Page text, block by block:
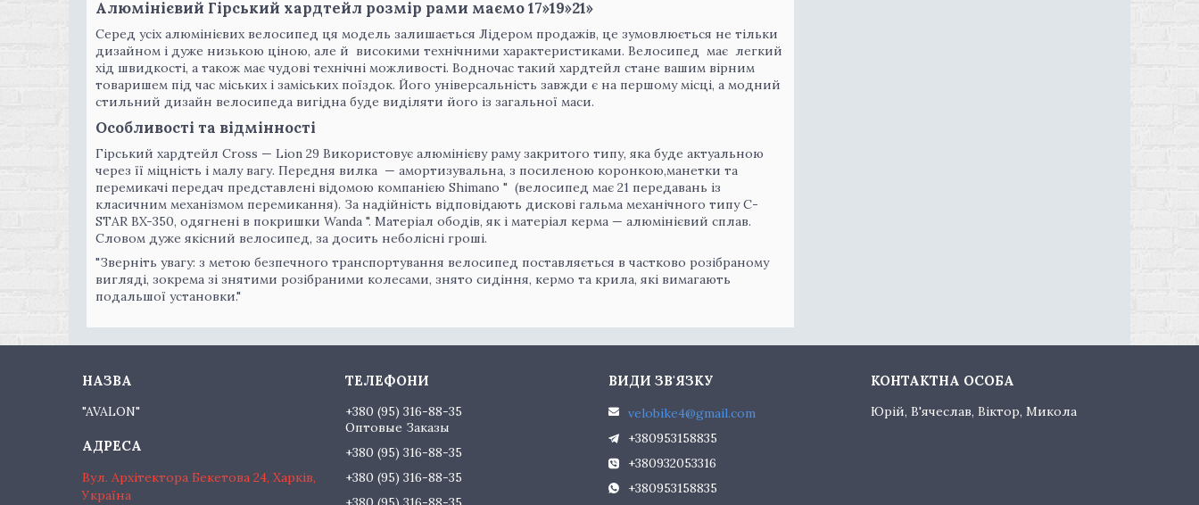
Алюмінієвий Гірський хардтейл розмір рами маємо 17»19»21»
Серед усіх алюмінієвих велосипед ця модель залишається Лідером продажів, це зумовлюється не тільки
дизайном і дуже низькою ціною, але й високими технічними характеристиками. Велосипед має легкий
хід швидкості, а також має чудові технічні можливості. Водночас такий хардтейл стане вашим вірним
товаришем під час міських і заміських поїздок. Його універсальність завжди є на першому місці, а модний
стильний дизайн велосипеда вигідна буде виділяти його із загальної маси.
Особливості та відмінності
Гірський хардтейл Cross — Lion 29 Використовує алюмінієву раму закритого типу, яка буде актуальною
через її міцність і малу вагу. Передня вилка — амортизувальна, з посиленою коронкою,манетки та
перемикачі передач представлені відомою компанією Shimano " (велосипед має 21 передавань із
класичним механізмом перемикання). За надійність відповідають дискові гальма механічного типу С-
STAR BX-350, одягнені в покришки Wanda ". Матеріал ободів, як і матеріал керма — алюмінієвий сплав.
Cловом дуже якісний велосипед, за досить неболісні гроші.
"Зверніть увагу: з метою безпечного транспортування велосипед поставляється в частково розібраному
вигляді, зокрема зі знятими розібраними колесами, знято сидіння, кермо та крила, які вимагають
подальшої установки."
"AVALON"
Вул. Архітектора Бекетова 24, Харків,
Україна
+380 (95) 316-88-35
Оптовые Заказы
+380 (95) 316-88-35
+380 (95) 316-88-35
velobike4@gmail.com
+380953158835
+380932053316
+380953158835
Юрій, В'ячеслав, Віктор, Микола